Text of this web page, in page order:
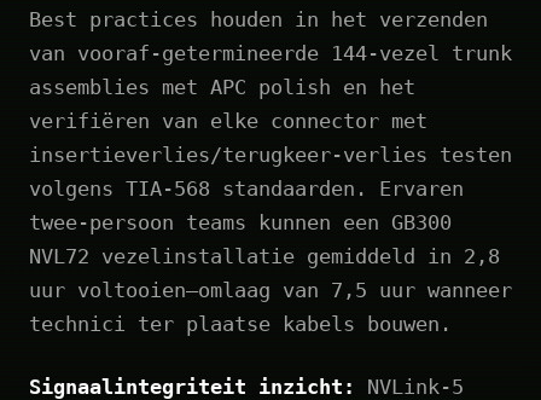
Best practices houden in het verzenden
van vooraf-getermineerde 144-vezel trunk
assemblies met APC polish en het
verifiëren van elke connector met
insertieverlies/terugkeer-verlies testen
volgens TIA-568 standaarden. Ervaren
twee‑persoon teams kunnen een GB300
NVL72 vezelinstallatie gemiddeld in 2,8
uur voltooien—omlaag van 7,5 uur wanneer
technici ter plaatse kabels bouwen.
Signaalintegriteit inzicht:
NVLink‑5